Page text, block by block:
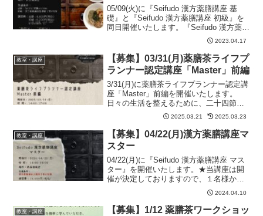
05/09(火)に『Seifudo 漢方薬膳講座 基
礎』と『Seifudo 漢方薬膳講座 初級』を
同日開催いたします。『Seifudo 漢方薬膳
講座 基礎』 09:00～10:30『Seifudo 漢
方薬膳講座 初級』 10:30～12:3...
2023.04.17
教室・講座
【募集】03/31(月)薬膳茶ライフプ
ランナー認定講座「Master」前編
3/31(月)に薬膳茶ライフプランナー認定講
座「Master」前編を開催いたします。
日々の生活を整えるために、二十四節気
について学んでいきます。二十四節気の
考え方や季節の分け方(四季・五季・薬
膳・中医学)、節気ごとの過ごし方などを
学んでいき...
2025.03.21 2025.03.23
教室・講座
【募集】04/22(月)漢方薬膳講座マ
スター
04/22(月)に『Seifudo 漢方薬膳講座 マス
ター』を開催いたします。★当講座は開
催が決定しておりますので、１名様から
お申し込みいただけます。■Seifudo 漢方
薬膳講座 マスター■開催日：2024年04月
22日(月)14:00～...
2024.04.10
教室・講座
【募集】1/12 薬膳茶ワークショッ